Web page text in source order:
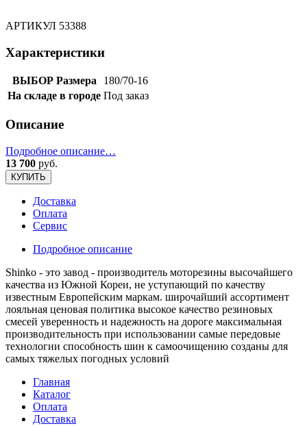
АРТИКУЛ 53388
Характеристики
ВЫБОР Размера
180/70-16
На складе в городе Под заказ
Описание
Подробное описание…
13 700 руб.
КУПИТЬ
Доставка
Оплата
Сервис
Подробное описание
Shinko - это завод - производитель моторезины высочайшего
качества из Южной Кореи, не уступающий по качеству
известным Европейским маркам. широчайший ассортимент
лояльная ценовая политика высокое качество резиновых
смесей уверенность и надежность на дороге максимальная
производительность при использовании самые передовые
технологии способность шин к самоочищению созданы для
самых тяжелых погодных условий
Главная
Каталог
Оплата
Доставка